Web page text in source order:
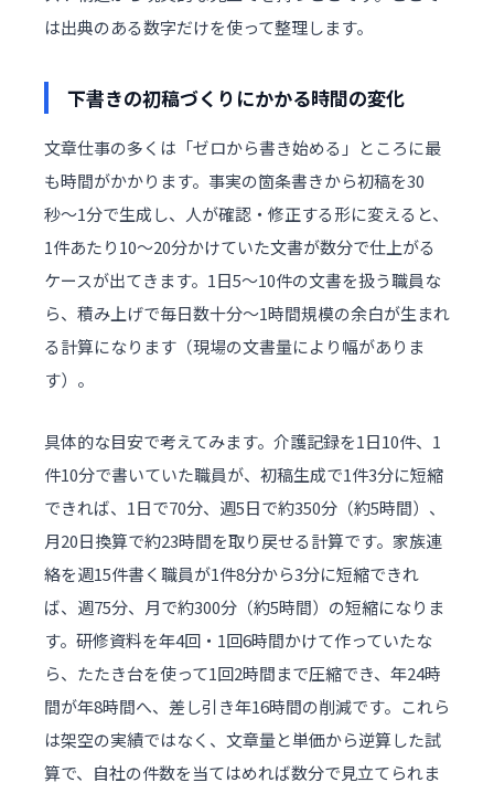
は出典のある数字だけを使って整理します。
下書きの初稿づくりにかかる時間の変化
文章仕事の多くは「ゼロから書き始める」ところに最
も時間がかかります。事実の箇条書きから初稿を30
秒〜1分で生成し、人が確認・修正する形に変えると、
1件あたり10〜20分かけていた文書が数分で仕上がる
ケースが出てきます。1日5〜10件の文書を扱う職員な
ら、積み上げで毎日数十分〜1時間規模の余白が生まれ
る計算になります（現場の文書量により幅がありま
す）。
具体的な目安で考えてみます。介護記録を1日10件、1
件10分で書いていた職員が、初稿生成で1件3分に短縮
できれば、1日で70分、週5日で約350分（約5時間）、
月20日換算で約23時間を取り戻せる計算です。家族連
絡を週15件書く職員が1件8分から3分に短縮できれ
ば、週75分、月で約300分（約5時間）の短縮になりま
す。研修資料を年4回・1回6時間かけて作っていたな
ら、たたき台を使って1回2時間まで圧縮でき、年24時
間が年8時間へ、差し引き年16時間の削減です。これら
は架空の実績ではなく、文章量と単価から逆算した試
算で、自社の件数を当てはめれば数分で見立てられま